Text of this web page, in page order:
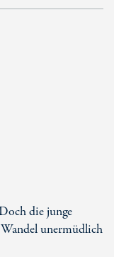
die junge
unermüdlich